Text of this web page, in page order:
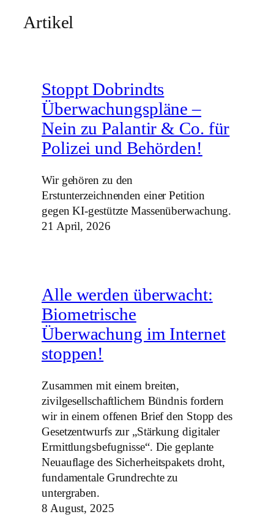
Artikel
Stoppt Dobrindts
Überwachungspläne –
Nein zu Palantir & Co. für
Polizei und Behörden!
Wir gehören zu den
Erstunterzeichnenden einer Petition
gegen KI-gestützte Massenüberwachung.
21 April, 2026
Alle werden überwacht:
Biometrische
Überwachung im Internet
stoppen!
Zusammen mit einem breiten,
zivilgesellschaftlichem Bündnis fordern
wir in einem offenen Brief den Stopp des
Gesetzentwurfs zur „Stärkung digitaler
Ermittlungsbefugnisse“. Die geplante
Neuauflage des Sicherheitspakets droht,
fundamentale Grundrechte zu
untergraben.
8 August, 2025